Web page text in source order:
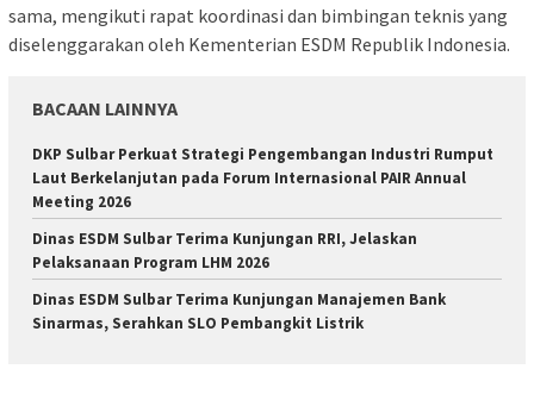
sama, mengikuti rapat koordinasi dan bimbingan teknis yang
diselenggarakan oleh Kementerian ESDM Republik Indonesia.
BACAAN LAINNYA
DKP Sulbar Perkuat Strategi Pengembangan Industri Rumput
Laut Berkelanjutan pada Forum Internasional PAIR Annual
Meeting 2026
Dinas ESDM Sulbar Terima Kunjungan RRI, Jelaskan
Pelaksanaan Program LHM 2026
Dinas ESDM Sulbar Terima Kunjungan Manajemen Bank
Sinarmas, Serahkan SLO Pembangkit Listrik